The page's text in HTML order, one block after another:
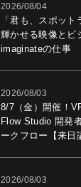
2026/08/04
「君も、スポッ
輝かせる映像とビ
imaginateの仕事
2026/08/03
8/7（金）開催！
Flow Studio 開発
ークフロー【来日
2026/08/03